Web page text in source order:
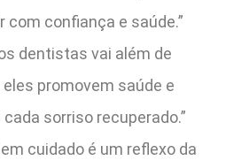
com confiança e saúde.”
dentistas vai além de
promovem saúde e
sorriso recuperado.”
cuidado é um reflexo da